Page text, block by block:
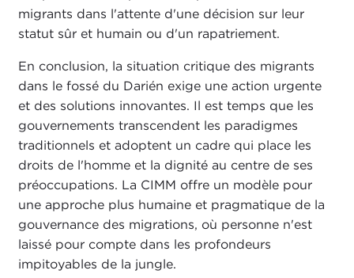
migrants dans l'attente d'une décision sur leur
statut sûr et humain ou d'un rapatriement.
En conclusion, la situation critique des migrants
dans le fossé du Darién exige une action urgente
et des solutions innovantes. Il est temps que les
gouvernements transcendent les paradigmes
traditionnels et adoptent un cadre qui place les
droits de l'homme et la dignité au centre de ses
préoccupations. La CIMM offre un modèle pour
une approche plus humaine et pragmatique de la
gouvernance des migrations, où personne n'est
laissé pour compte dans les profondeurs
impitoyables de la jungle.